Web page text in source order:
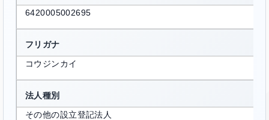
6420005002695
フリガナ
コウジンカイ
法人種別
その他の設立登記法人